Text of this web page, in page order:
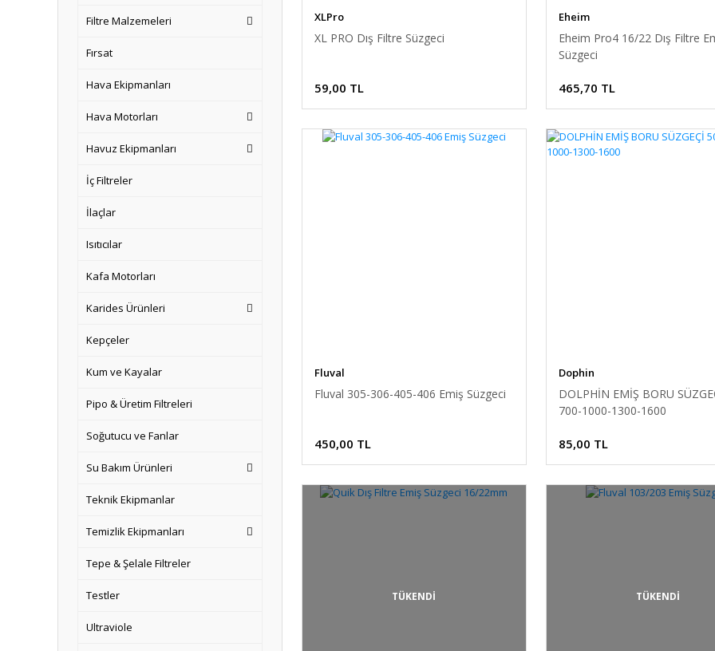
Filtre Malzemeleri
Fırsat
Hava Ekipmanları
Hava Motorları
Havuz Ekipmanları
İç Filtreler
İlaçlar
Isıtıcılar
Kafa Motorları
Karides Ürünleri
Kepçeler
Kum ve Kayalar
Pipo & Üretim Filtreleri
Soğutucu ve Fanlar
Su Bakım Ürünleri
Teknik Ekipmanlar
Temizlik Ekipmanları
Tepe & Şelale Filtreler
Testler
Ultraviole
XLPro
XL PRO Dış Filtre Süzgeci
59,00 TL
Eheim
Eheim Pro4 16/22 Dış Filtre
Süzgeci
465,70 TL
Fluval
Fluval 305-306-405-406 Emiş Süzgeci
450,00 TL
Dophin
DOLPHİN EMİŞ BORU
700-1000-1300-1600
85,00 TL
TÜKENDİ TÜKENDİ